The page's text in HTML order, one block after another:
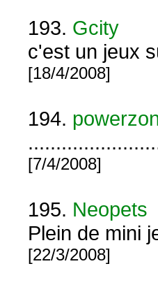
193. Gcity
c'est un jeux
[18/4/2008]
194.
[7/4/2008]
195. Neopets
Plein de mini
[22/3/2008]